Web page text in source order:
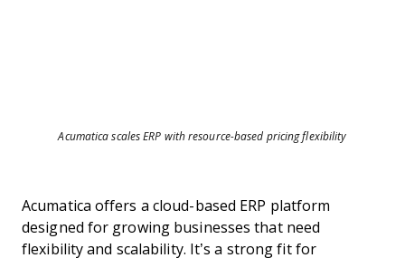
Acumatica scales ERP with resource-based pricing flexibility
Acumatica offers a cloud-based ERP platform
designed for growing businesses that need
flexibility and scalability. It’s a strong fit for